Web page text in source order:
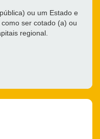
ou um Estado e
ser cotado (a) ou
regional.